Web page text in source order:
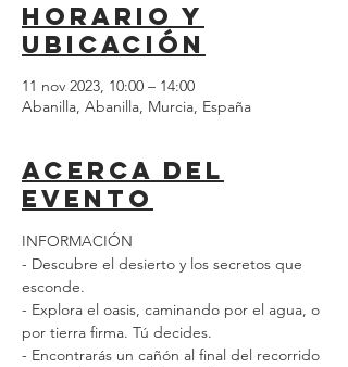
Horario y
ubicación
11 nov 2023, 10:00 – 14:00
Abanilla, Abanilla, Murcia, España
Acerca del
evento
INFORMACIÓN
- Descubre el desierto y los secretos que
esconde.
- Explora el oasis, caminando por el agua, o
por tierra firma. Tú decides.
- Encontrarás un cañón al final del recorrido